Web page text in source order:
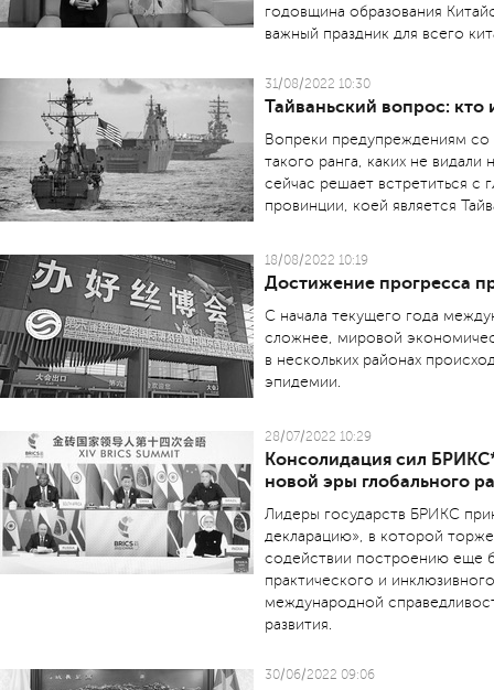
годовщина образования
важный праздник для всего
31/08/2022 10:30
Тайваньский вопрос: кто
Вопреки предупреждениям
такого ранга, каких не видали
сейчас решает встретиться с
провинции, коей является
18/08/2022 10:19
Достижение прогресса
С начала текущего года
сложнее, мировой
в нескольких районах
эпидемии.
28/07/2022 10:29
Консолидация сил
новой эры глобального
Лидеры государств БРИКС
декларацию», в которой
содействии построению еще
практического и
международной
развития.
30/06/2022 09:06